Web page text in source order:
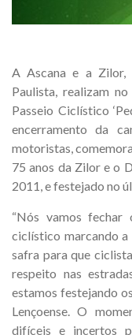
A Ascana e a Zilor,
Paulista, realizam
Passeio Ciclístico
encerramento da
motoristas,
75 anos da Zilor e o
2011, e festejado no
“Nós vamos
ciclístico marcando a
safra para que
respeito nas
estamos festejando
Lençoense. O
difíceis e incertos